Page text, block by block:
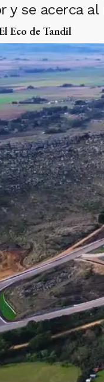
y se acerca
Eco de Tandil